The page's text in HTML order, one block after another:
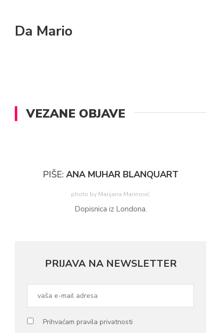
Da Mario
VEZANE OBJAVE
PIŠE: ANA MUHAR BLANQUART
photo by Marijana Marinović
Dopisnica iz Londona.
PRIJAVA NA NEWSLETTER
Prihvaćam pravila privatnosti